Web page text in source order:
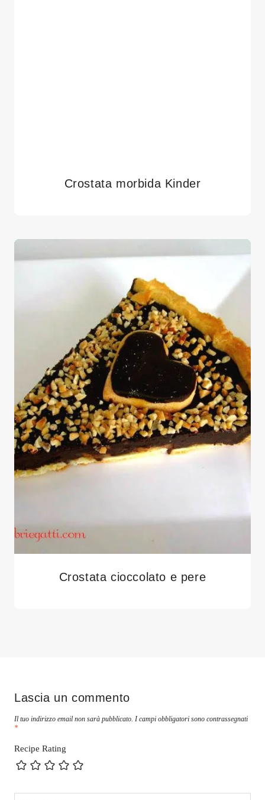
Crostata morbida Kinder
Crostata cioccolato e pere
Lascia un commento
Il tuo indirizzo email non sarà pubblicato. I campi obbligatori sono contrassegnati
*
Recipe Rating